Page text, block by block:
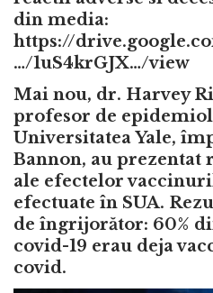
din media:
https://
…/1uS4krGJX…/view
Mai nou, dr. Harvey
profesor de
Universitatea Yale,
Bannon, au prezentat
ale efectelor
efectuate în SUA.
de îngrijorător: 60%
covid-19 erau deja
covid.